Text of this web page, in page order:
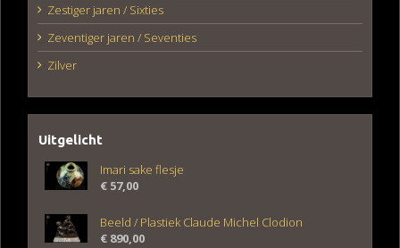
Zestiger jaren / Sixties
Zeventiger jaren / Seventies
Zilver
Uitgelicht
Imari sake flesje
€ 57,00
Beeld / Plastiek Claude Michel Clodion
€ 890,00